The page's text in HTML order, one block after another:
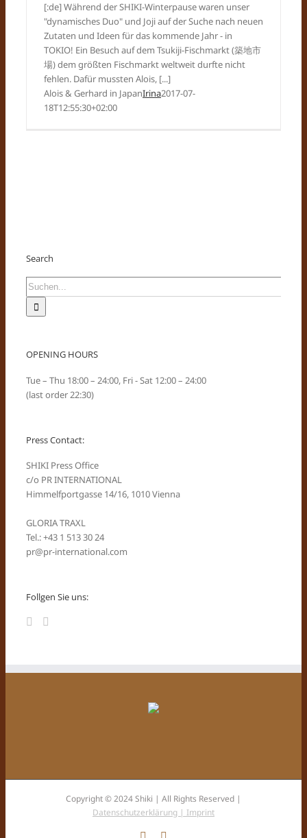
[:de] Während der SHIKI-Winterpause waren unser
"dynamisches Duo" und Joji auf der Suche nach neuen
Zutaten und Ideen für das kommende Jahr - in
TOKIO! Ein Besuch auf dem Tsukiji-Fischmarkt (築地市
場) dem größten Fischmarkt weltweit durfte nicht
fehlen. Dafür mussten Alois, [...]
Alois & Gerhard in JapanIrina2017-07-
18T12:55:30+02:00
Search
Suche
nach:
OPENING HOURS
Tue – Thu 18:00 – 24:00, Fri - Sat 12:00 – 24:00
(last order 22:30)
Press Contact:
SHIKI Press Office
c/o PR INTERNATIONAL
Himmelfportgasse 14/16, 1010 Vienna
GLORIA TRAXL
Tel.: +43 1 513 30 24
pr@pr-international.com
Follgen Sie uns:
Copyright © 2024 Shiki | All Rights Reserved |
Datenschutzerklärung | Imprint